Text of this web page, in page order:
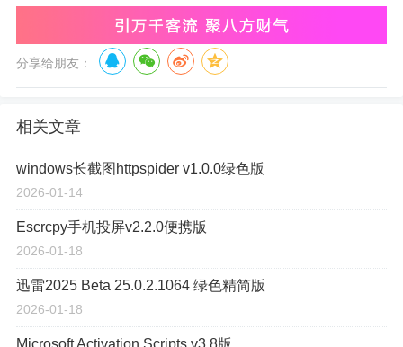
分享给朋友：
相关文章
windows长截图httpspider v1.0.0绿色版
2026-01-14
Escrcpy手机投屏v2.2.0便携版
2026-01-18
迅雷2025 Beta 25.0.2.1064 绿色精简版
2026-01-18
Microsoft Activation Scripts v3.8版